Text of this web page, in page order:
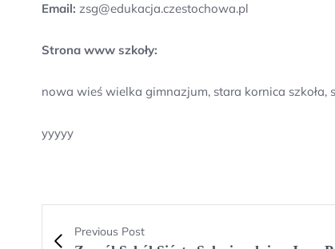
Email: zsg@edukacja.czestochowa.pl
Strona www szkoły:
nowa wieś wielka gimnazjum, stara kornica szkoła,
yyyyy
Previous Post